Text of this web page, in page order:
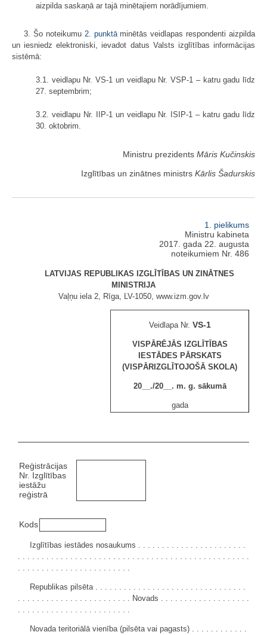
aizpilda saskaņā ar tajā minētajiem norādījumiem.
3. Šo noteikumu 2. punktāminētās veidlapas respondenti aizpilda
un iesniedz elektroniski, ievadot datus Valsts izglītības informācijas
sistēmā:
3.1. veidlapu Nr. VS-1 un veidlapu Nr. VSP-1 – katru gadu līdz
27. septembrim;
3.2. veidlapu Nr. IIP-1 un veidlapu Nr. ISIP-1 – katru gadu līdz
30. oktobrim.
Ministru prezidents Māris Kučinskis
Izglītības un zinātnes ministrs Kārlis Šadurskis
1. pielikums
Ministru kabineta
2017. gada 22. augusta
noteikumiem Nr. 486
LATVIJAS REPUBLIKAS IZGLĪTĪBAS UN ZINĀTNES
MINISTRIJA
Vaļņu iela 2, Rīga, LV-1050, www.izm.gov.lv
Veidlapa Nr. VS-1
VISPĀRĒJĀS IZGLĪTĪBAS
IESTĀDES PĀRSKATS
(VISPĀRIZGLĪTOJOŠĀ SKOLA)
20__./20__. m. g. sākumā
gada
Reģistrācijas
Nr. Izglītības
iestāžu
reģistrā
Kods
Izglītības iestādes nosaukums . . . . . . . . . . . . . . . . . . . . . . .
. . . . . . . . . . . . . . . . . . . . . . . . . . . . . . . . . . . . . . . . . . . . . . . . .
. . . . . . . . . . . . . . . . . . . . . . . .
Republikas pilsēta . . . . . . . . . . . . . . . . . . . . . . . . . . . . . . . .
. . . . . . . . . . . . . . . . . . . . . . . . Novads . . . . . . . . . . . . . . . . . . .
. . . . . . . . . . . . . . . . . . . . . . . .
Novada teritoriālā vienība (pilsēta vai pagasts) . . . . . . . . . . . .